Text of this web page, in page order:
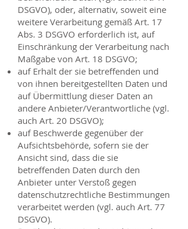
DSGVO), oder, alternativ, soweit eine
weitere Verarbeitung gemäß Art. 17
Abs. 3 DSGVO erforderlich ist, auf
Einschränkung der Verarbeitung nach
Maßgabe von Art. 18 DSGVO;
auf Erhalt der sie betreffenden und
von ihnen bereitgestellten Daten und
auf Übermittlung dieser Daten an
andere Anbieter/Verantwortliche (vgl.
auch Art. 20 DSGVO);
auf Beschwerde gegenüber der
Aufsichtsbehörde, sofern sie der
Ansicht sind, dass die sie
betreffenden Daten durch den
Anbieter unter Verstoß gegen
datenschutzrechtliche Bestimmungen
verarbeitet werden (vgl. auch Art. 77
DSGVO).